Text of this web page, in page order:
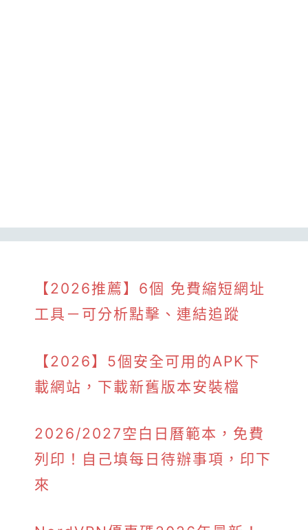
【2026推薦】6個 免費縮短網址
工具－可分析點擊、連結追蹤
【2026】5個安全可用的APK下
載網站，下載新舊版本安裝檔
2026/2027空白日曆範本，免費
列印！自己填每日待辦事項，印下
來